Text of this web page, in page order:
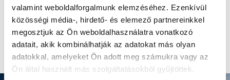
valamint weboldalforgalmunk elemzéséhez. Ezenkívül
közösségi média-, hirdető- és elemező partnereinkkel
megosztjuk az Ön weboldalhasználatra vonatkozó
adatait, akik kombinálhatják az adatokat más olyan
adatokkal, amelyeket Ön adott meg számukra vagy az
Ön által használt más szolgáltatásokból gyűjtöttek.
Gallery